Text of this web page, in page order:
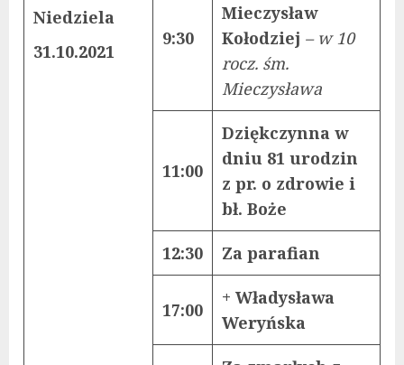
Niedziela
31.10.2021
9:30
Mieczysław
Kołodziej – w 10
rocz. śm.
Mieczysława
11:00
Dziękczynna w
dniu 81 urodzin
z pr. o zdrowie i
bł. Boże
12:30 Za parafian
17:00
+ Władysława
Weryńska